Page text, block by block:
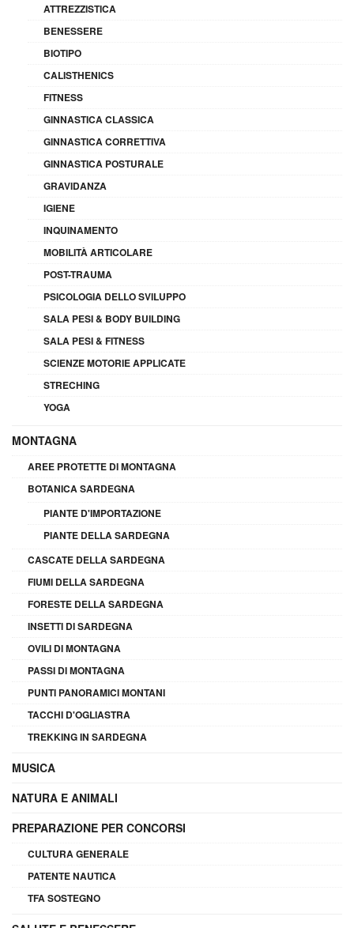
ATTREZZISTICA
BENESSERE
BIOTIPO
CALISTHENICS
FITNESS
GINNASTICA CLASSICA
GINNASTICA CORRETTIVA
GINNASTICA POSTURALE
GRAVIDANZA
IGIENE
INQUINAMENTO
MOBILITÀ ARTICOLARE
POST-TRAUMA
PSICOLOGIA DELLO SVILUPPO
SALA PESI & BODY BUILDING
SALA PESI & FITNESS
SCIENZE MOTORIE APPLICATE
STRECHING
YOGA
MONTAGNA
AREE PROTETTE DI MONTAGNA
BOTANICA SARDEGNA
PIANTE D'IMPORTAZIONE
PIANTE DELLA SARDEGNA
CASCATE DELLA SARDEGNA
FIUMI DELLA SARDEGNA
FORESTE DELLA SARDEGNA
INSETTI DI SARDEGNA
OVILI DI MONTAGNA
PASSI DI MONTAGNA
PUNTI PANORAMICI MONTANI
TACCHI D'OGLIASTRA
TREKKING IN SARDEGNA
MUSICA
NATURA E ANIMALI
PREPARAZIONE PER CONCORSI
CULTURA GENERALE
PATENTE NAUTICA
TFA SOSTEGNO